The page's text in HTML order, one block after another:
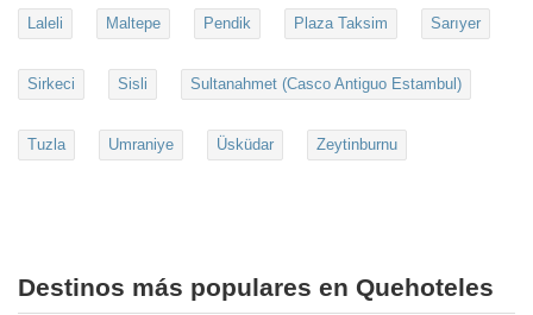
Laleli Maltepe Pendik Plaza Taksim Sarıyer
Sirkeci Sisli Sultanahmet (Casco Antiguo Estambul)
Tuzla Umraniye Üsküdar Zeytinburnu
Destinos más populares en Quehoteles